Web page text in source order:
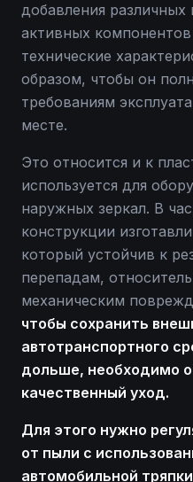
добавления различных
активных компонентов
технические
образом, чтобы он
требованиям
месте.
Это относится и к
используется для
наружных зеркал. В
конструкции
который устойчив к
перепадам,
механическим
чтобы сохранить
автотранспортного
дольше, необходимо
качественный уход.
Для этого нужно
от пыли с
автомобильной